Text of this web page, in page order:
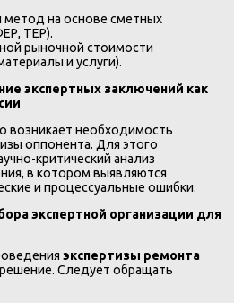
метод на основе сметных
ТЕР).
рыночной стоимости
и услуги).
экспертных заключений как
возникает необходимость
оппонента. Для этого
критический анализ
в котором выявляются
и процессуальные ошибки.
экспертной организации для
экспертизы ремонта
Следует обращать